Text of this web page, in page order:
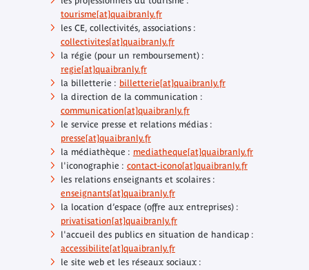
tourisme[at]quaibranly.fr
les CE, collectivités, associations :
collectivites[at]quaibranly.fr
la régie (pour un remboursement) :
regie[at]quaibranly.fr
la billetterie : billetterie[at]quaibranly.fr
la direction de la communication :
communication[at]quaibranly.fr
le service presse et relations médias :
presse[at]quaibranly.fr
la médiathèque : mediatheque[at]quaibranly.fr
l'iconographie : contact-icono[at]quaibranly.fr
les relations enseignants et scolaires :
enseignants[at]quaibranly.fr
la location d’espace (offre aux entreprises) :
privatisation[at]quaibranly.fr
l'accueil des publics en situation de handicap :
accessibilite[at]quaibranly.fr
le site web et les réseaux sociaux :